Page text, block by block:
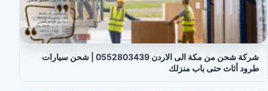
شركة شحن من مكة الى الاردن 0552803439 | شحن سيارات
طرود أثاث حتى باب منزلك